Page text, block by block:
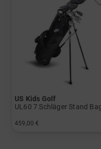
US Kids Golf
459,00 €